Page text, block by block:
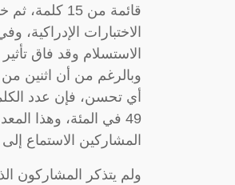
قائمة من
الاختبارات
الاستسلام وقد فاق
وبالرغم من أن اثنين من
49 في المئة، وهذا
المشاركين الاستماع
ولم يتذكر المشاركون